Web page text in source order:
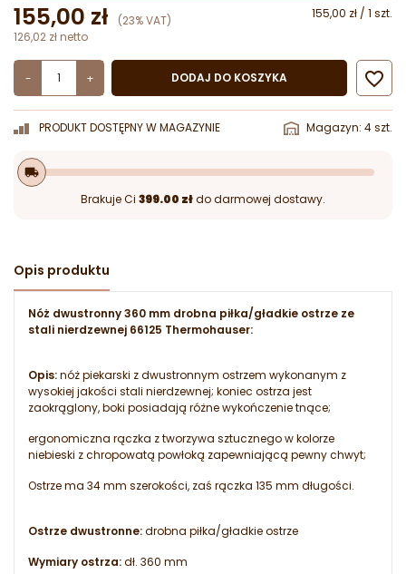
155,00 zł (23% VAT)
155,00 zł / 1 szt.
126,02 zł netto
- + DODAJ DO KOSZYKA 
PRODUKT DOSTĘPNY W MAGAZYNIE Magazyn: 4 szt.
local_shipping
Brakuje Ci 399.00 złdo darmowej dostawy.
Opis produktu
Nóż dwustronny 360 mm drobna piłka/gładkie ostrze ze
stali nierdzewnej 66125 Thermohauser:
Opis:nóż piekarski z dwustronnym ostrzem wykonanym z
wysokiej jakości stali nierdzewnej; koniec ostrza jest
zaokrąglony, boki posiadają różne wykończenie tnące;
ergonomiczna rączka z tworzywa sztucznego w kolorze
niebieski z chropowatą powłoką zapewniającą pewny chwyt;
Ostrze ma 34 mm szerokości, zaś rączka 135 mm długości.
Ostrze dwustronne:drobna piłka/gładkie ostrze
Wymiary ostrza:dł. 360 mm